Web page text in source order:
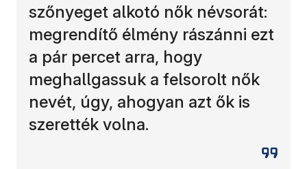
szőnyeget alkotó nők névsorát:
megrendítő élmény rászánni ezt
a pár percet arra, hogy
meghallgassuk a felsorolt nők
nevét, úgy, ahogyan azt ők is
szerették volna.